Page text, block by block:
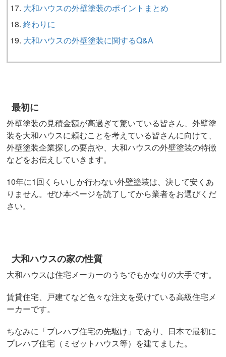
大和ハウスの外壁塗装のポイントまとめ
終わりに
大和ハウスの外壁塗装に関するQ&A
最初に
外壁塗装の見積金額が高過ぎて驚いている皆さん、外壁塗
装を大和ハウスに頼むことを考えている皆さんに向けて、
外壁塗装企業探しの要点や、大和ハウスの外壁塗装の特徴
などをお伝えしていきます。
10年に1回くらいしか行わない外壁塗装は、決して安くあ
りません。ぜひ本ページを読了してから業者をお選びくだ
さい。
大和ハウスの家の性質
大和ハウスは住宅メーカーのうちでもかなりの大手です。
賃貸住宅、戸建てなど色々な注文を受けている高級住宅メ
ーカーです。
ちなみに「プレハブ住宅の先駆け」であり、日本で最初に
プレハブ住宅（ミゼットハウス等）を建てました。